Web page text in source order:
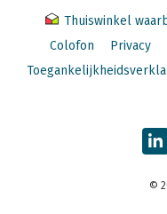
Thuiswinkel
Colofon
Privacy
©